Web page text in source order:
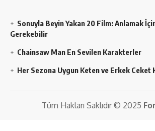
Sonuyla Beyin Yakan 20 Film: Anlamak
Gerekebilir
Chainsaw Man En Sevilen Karakterler
Her Sezona Uygun Keten ve Erkek Ceket
Tüm Hakları Saklıdır © 2025